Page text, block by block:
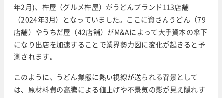
年2月)、杵屋（グルメ杵屋）がうどんブランド113店舗
（2024年3月）となっていました。ここに資さんうどん（79
店舗）やうちだ屋（42店舗）がM&Aによって大手資本の傘下
になり出店を加速することで業界勢力図に変化が起きると予
測されます。
このように、うどん業態に熱い視線が送られる背景として
は、原材料費の高騰による値上げや不景気の影が見え隠れす